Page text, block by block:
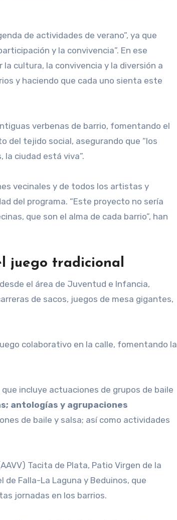
de actividades de verano”, ya que
y la convivencia”. En ese
cultura, la convivencia y la diversión a
y haciendo que cada uno sienta este
verbenas de barrio, fomentando el
del tejido social, asegurando que “los
la ciudad está viva”.
vecinales y de todos los artistas y
del programa. “Este proyecto no sería
que son el alma de cada barrio”, han
juego tradicional
el área de Juventud e Infancia,
de sacos, juegos de mesa gigantes,
colaborativo en la calle, fomentando la
incluye actuaciones de grupos de baile
antologías y agrupaciones
de baile y salsa; así como actividades
Tacita de Plata, Patio Virgen de la
de Falla-La Laguna y Beduinos, que
jornadas en los barrios.